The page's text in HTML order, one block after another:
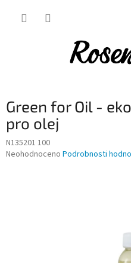
Green for Oil -
pro olej
N135201 100
Průměrné
Neohodnoceno Podrobnosti